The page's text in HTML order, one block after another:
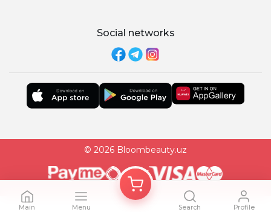
Social networks
© 2026 Bloombeauty.uz
Main Menu Search Profile